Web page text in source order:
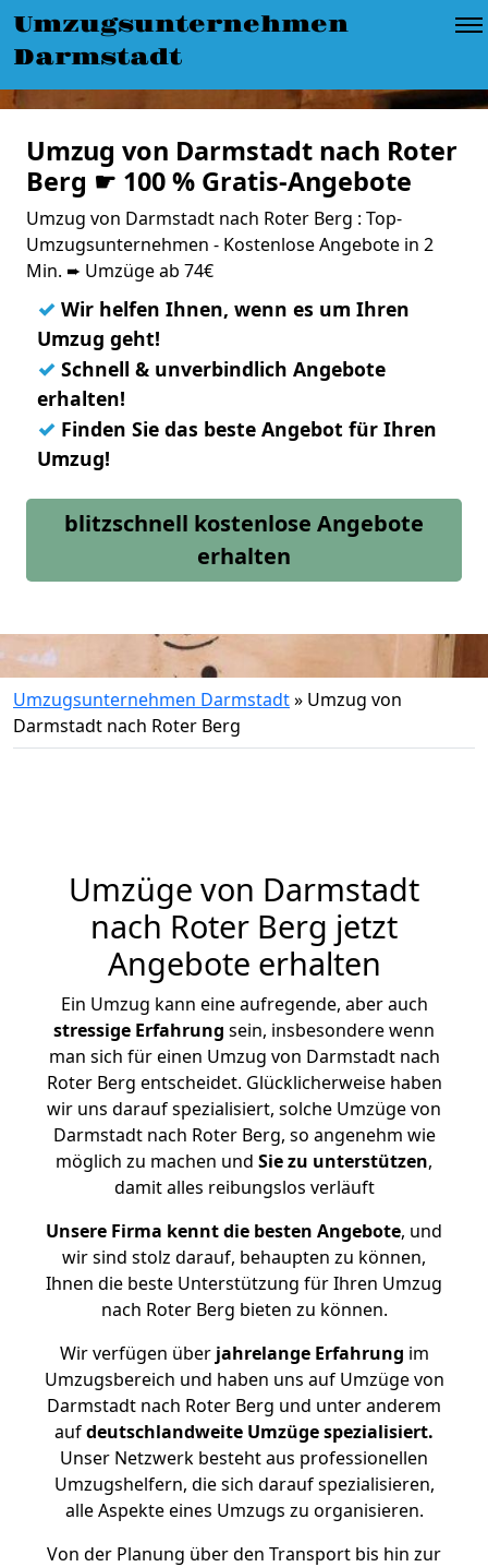
Umzugsunternehmen
Darmstadt
Umzug von Darmstadt nach Roter
Berg ☛ 100 % Gratis-Angebote
Umzug von Darmstadt nach Roter Berg : Top-
Umzugsunternehmen - Kostenlose Angebote in 2
Min. ➨ Umzüge ab 74€
✓ Wir helfen Ihnen, wenn es um Ihren
Umzug geht!
✓ Schnell & unverbindlich Angebote
erhalten!
✓ Finden Sie das beste Angebot für Ihren
Umzug!
blitzschnell kostenlose Angebote
erhalten
Umzugsunternehmen Darmstadt» Umzug von
Darmstadt nach Roter Berg
Umzüge von Darmstadt
nach Roter Berg jetzt
Angebote erhalten
Ein Umzug kann eine aufregende, aber auch
stressige Erfahrung sein, insbesondere wenn
man sich für einen Umzug von Darmstadt nach
Roter Berg entscheidet. Glücklicherweise haben
wir uns darauf spezialisiert, solche Umzüge von
Darmstadt nach Roter Berg, so angenehm wie
möglich zu machen und Sie zu unterstützen,
damit alles reibungslos verläuft
Unsere Firma kennt die besten Angebote, und
wir sind stolz darauf, behaupten zu können,
Ihnen die beste Unterstützung für Ihren Umzug
nach Roter Berg bieten zu können.
Wir verfügen überjahrelange Erfahrung im
Umzugsbereich und haben uns auf Umzüge von
Darmstadt nach Roter Berg und unter anderem
aufdeutschlandweite Umzüge spezialisiert.
Unser Netzwerk besteht aus professionellen
Umzugshelfern, die sich darauf spezialisieren,
alle Aspekte eines Umzugs zu organisieren.
Von der Planung über den Transport bis hin zur